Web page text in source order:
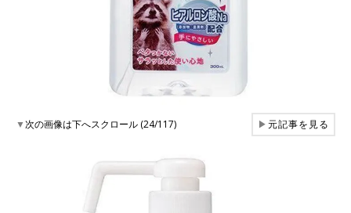
▼次の画像は下へスクロール (24/117) ▶元記事を見る